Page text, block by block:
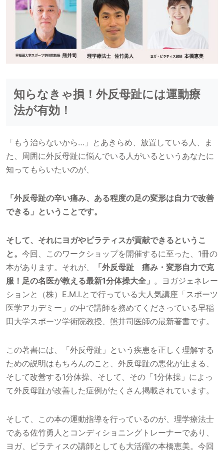
知らなきゃ損！外反母趾には運動療
法が有効！
「もう治らないから…」とあきらめ、放置している人、ま
た、周囲に外反母趾に悩んでいる人がいるというあなたに
知ってもらいたいのが、
「外反母趾の辛い痛み、ある程度の足の変形は自力で改善
できる」ということです。
そして、それにヨガやピラティスが貢献できるというこ
と。 今回、このワークショップを開催するに至った、1冊の
本があります。それが、
「外反母趾 痛み・変形自力で克
服！足の名医が教える最新1分体操大全」 。ヨガジェネレー
ションと（株）E.M.I.とで行っている大人気講座「スポーツ
医学アカデミー」の中で講師を務めてくださっている早稲
田大学スポーツ学術院教授、熊井司医師の最新著書です。
この著書には、「外反母趾」という疾患を正しく理解する
ための説明はもちろんのこと、外反母趾の悪化が止まる、
そして改善する1分体操、そして、その「1分体操」によっ
て外反母趾が改善した症例がたくさん掲載されています。
そして、この本の運動指導を行っているのが、理学療法士
である佐竹勇人とコンディショニングトレーナーであり、
ヨガ、ピラティスの講師としても大活躍の本橋恵美。今回